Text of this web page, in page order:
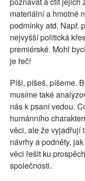
materiální a hmotné
podmínky atd. Např.
nejvyšší politická
premiérské. Mohl
je řeč!
Píši, píšeš, píšeme.
musíme také
nás k psaní vedou.
humánního
věci, ale že vyjadřují
návrhy a podněty,
věci řešit ku
společnosti.